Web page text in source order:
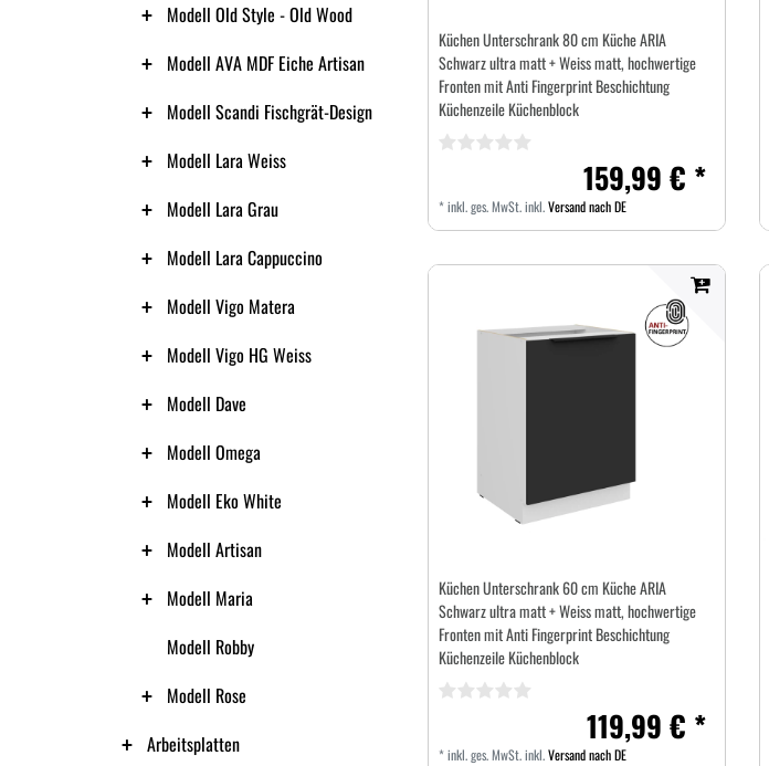
Modell Old Style - Old Wood
Modell AVA MDF Eiche Artisan
Modell Scandi Fischgrät-Design
Modell Lara Weiss
Modell Lara Grau
Modell Lara Cappuccino
Modell Vigo Matera
Modell Vigo HG Weiss
Modell Dave
Modell Omega
Modell Eko White
Modell Artisan
Modell Maria
Modell Robby
Modell Rose
Arbeitsplatten
Küchen Unterschrank 80 cm Küche ARIA
Schwarz ultra matt + Weiss matt, hochwertige
Fronten mit Anti Fingerprint Beschichtung
Küchenzeile Küchenblock
159,99 € *
*inkl. ges. MwSt.inkl.Versand nach DE
Küchen Unterschrank 60 cm Küche ARIA
Schwarz ultra matt + Weiss matt, hochwertige
Fronten mit Anti Fingerprint Beschichtung
Küchenzeile Küchenblock
119,99 € *
*inkl. ges. MwSt.inkl.Versand nach DE